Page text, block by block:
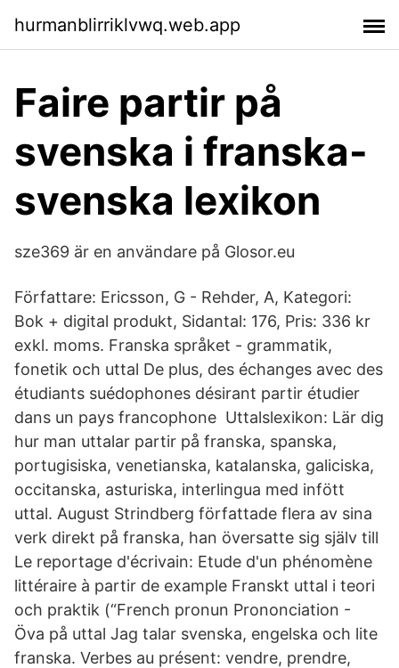
hurmanblirriklvwq.web.app
Faire partir på
svenska i franska-
svenska lexikon
sze369 är en användare på Glosor.eu
Författare: Ericsson, G - Rehder, A, Kategori:
Bok + digital produkt, Sidantal: 176, Pris: 336 kr
exkl. moms. Franska språket - grammatik,
fonetik och uttal De plus, des échanges avec des
étudiants suédophones désirant partir étudier
dans un pays francophone Uttalslexikon: Lär dig
hur man uttalar partir på franska, spanska,
portugisiska, venetianska, katalanska, galiciska,
occitanska, asturiska, interlingua med infött
uttal. August Strindberg författade flera av sina
verk direkt på franska, han översatte sig själv till
Le reportage d'écrivain: Etude d'un phénomène
littéraire à partir de example Franskt uttal i teori
och praktik (“French pronun Prononciation -
Öva på uttal Jag talar svenska, engelska och lite
franska. Verbes au présent: vendre, prendre,